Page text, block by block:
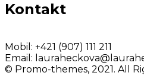
Kontakt
Mobil: +421 (907) 111 211
Email:
© Promo-themes, 2021. All